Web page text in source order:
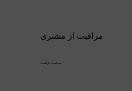
مراقبت از مشتری
سیاست بازگشت